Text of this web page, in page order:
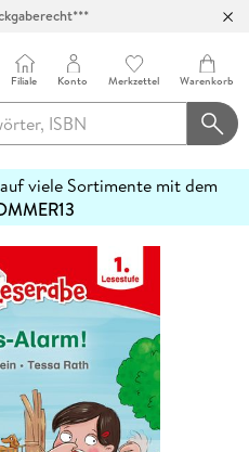
Filiale Konto Merkzettel Warenkorb
viele Sortimente mit dem